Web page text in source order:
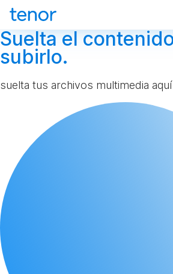
Suelta el
subirlo.
suelta tus archivos multimedia